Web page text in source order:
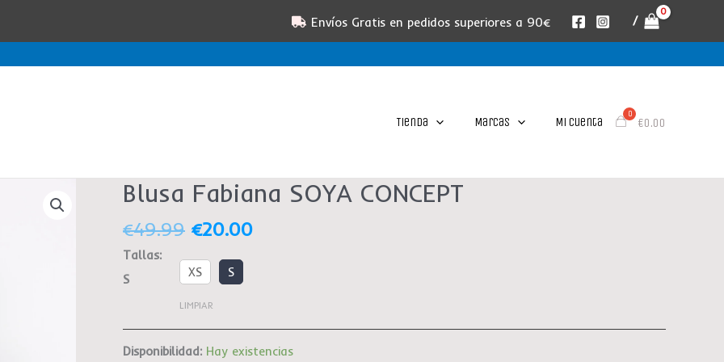
Envíos Gratis en pedidos superiores a 90€ /
Tienda Marcas Mi cuenta €0.00
Blusa Fabiana SOYA CONCEPT
€49.99
El
precio
original
€49.99.
€20.00
El
precio
actual
Tallas:
S
XS S
LIMPIAR
Disponibilidad: Hay existencias
Blusa
Fabiana
SOYA
CONCEPT